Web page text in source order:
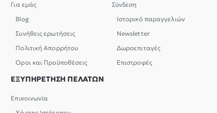
Για εμάς
Blog
Συνήθεις ερωτήσεις
Πολιτική Απορρήτου
Όροι και Προϋποθέσεις
Σύνδεση
Ιστορικό παραγγελιών
Newsletter
Δωροεπιταγές
Επιστροφές
ΕΞΥΠΗΡΕΤΗΣΗ ΠΕΛΑΤΩΝ
Επικοινωνία